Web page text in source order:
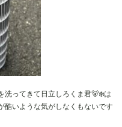
洗ってきて日立しろくま君🐻‍❄️は
酷いような気がしなくもないです